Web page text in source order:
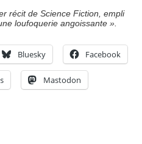
récit de Science Fiction, empli
loufoquerie angoissante ».
Bluesky Facebook
Mastodon